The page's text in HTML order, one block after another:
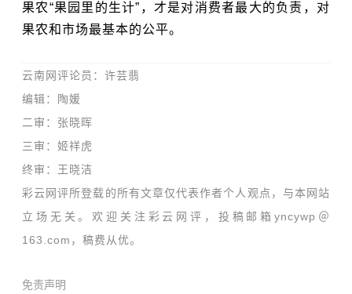
果农“果园里的生计”，才是对消费者最大的负责，对
果农和市场最基本的公平。
云南网评论员：许芸翡
编辑：陶媛
二审：张晓晖
三审：姬祥虎
终审：王晓洁
彩云网评所登载的所有文章仅代表作者个人观点，与本网站
立场无关。欢迎关注彩云网评，投稿邮箱yncywp＠
163.com，稿费从优。
免责声明